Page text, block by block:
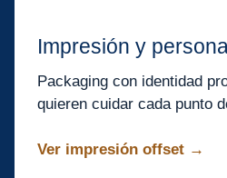
Impresión y
Packaging con identidad
quieren cuidar cada punto
Ver impresión offset →